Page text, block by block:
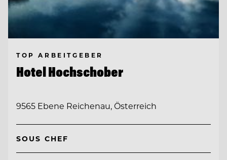
TOP ARBEITGEBER
Hotel Hochschober
9565 Ebene Reichenau, Österreich
SOUS CHEF